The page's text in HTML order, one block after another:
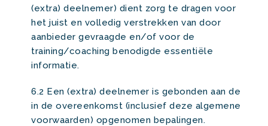
(extra) deelnemer) dient zorg te dragen voor
het juist en volledig verstrekken van door
aanbieder gevraagde en/of voor de
training/coaching benodigde essentiële
informatie.
6.2 Een (extra) deelnemer is gebonden aan de
in de overeenkomst (inclusief deze algemene
voorwaarden) opgenomen bepalingen.